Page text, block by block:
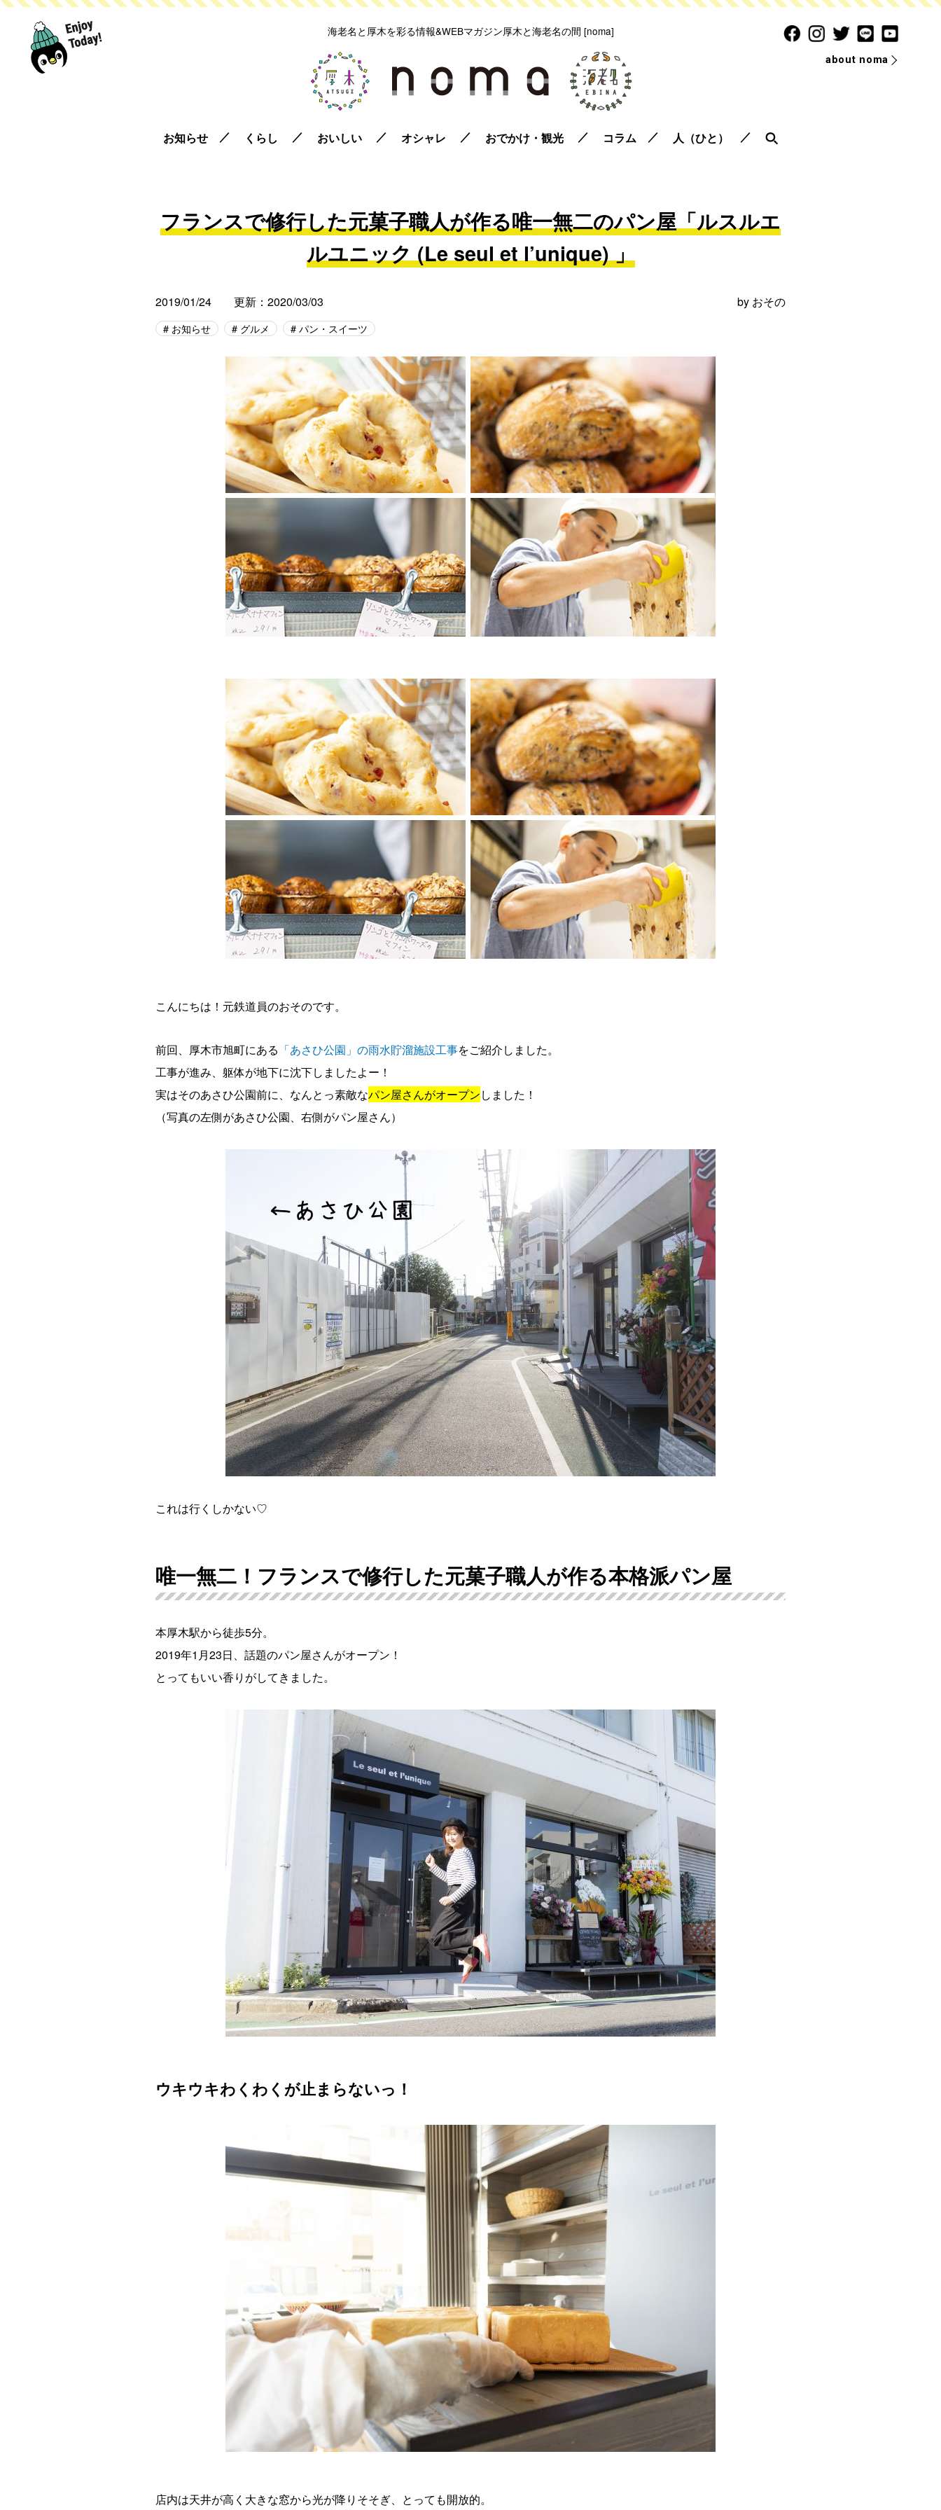
about noma
海老名と厚木を彩る情報&WEBマガジン厚木と海老名の間 [noma]
お知らせ くらし おいしい オシャレ おでかけ・観光 コラム 人（ひと）
フランスで修行した元菓子職人が作る唯一無二のパン屋「ルスルエ
ルユニック (Le seul et l’unique) 」
2019/01/24 更新：2020/03/03 by おその
お知らせ グルメ パン・スイーツ
こんにちは！元鉄道員のおそのです。
前回、厚木市旭町にある 「あさひ公園」の雨水貯溜施設工事をご紹介しました。
工事が進み、躯体が地下に沈下しましたよー！
実はそのあさひ公園前に、なんとっ素敵なパン屋さんがオープンしました！
（写真の左側があさひ公園、右側がパン屋さん）
これは行くしかない♡
唯一無二！フランスで修行した元菓子職人が作る本格派パン屋
本厚木駅から徒歩5分。
2019年1月23日、話題のパン屋さんがオープン！
とってもいい香りがしてきました。
ウキウキわくわくが止まらないっ！
店内は天井が高く大きな窓から光が降りそそぎ、とっても開放的。